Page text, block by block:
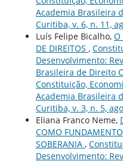
Academia Brasileira
Curitiba, v. 6, n. 11,
Luís Felipe Bicalho, O
DE DIREITOS ,
Desenvolvimento:
Brasileira de Direito
Constituição,
Academia Brasileira
Curitiba, v. 3, n. 5,
Eliana Franco Neme,
COMO
SOBERANIA ,
Desenvolvimento: